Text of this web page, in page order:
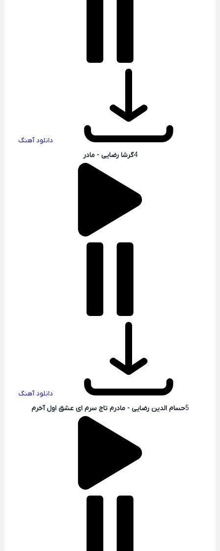
دانلود آهنگ
4گرشا رضایی - مادر
دانلود آهنگ
5حسام الدین رضایی - مادرم تاج سرم ای عشق اول آخرم